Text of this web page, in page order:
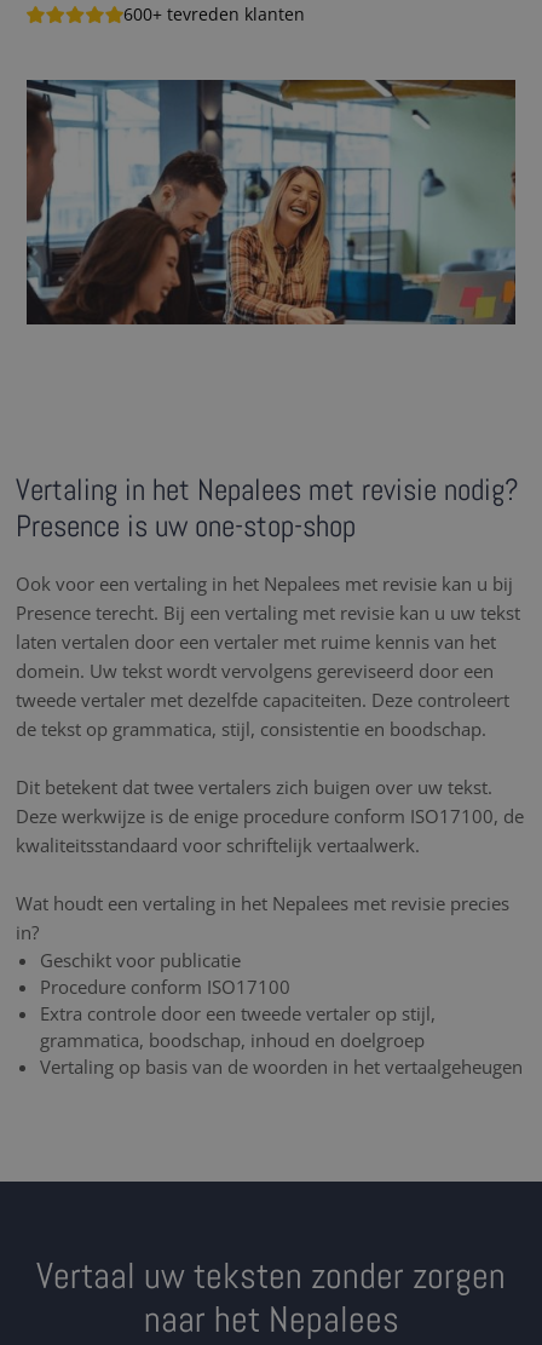
600+ tevreden klanten
Vertaling in het Nepalees met revisie nodig?
Presence is uw one-stop-shop
Ook voor een vertaling in het Nepalees met revisie kan u bij
Presence terecht. Bij een vertaling met revisie kan u uw tekst
laten vertalen door een vertaler met ruime kennis van het
domein. Uw tekst wordt vervolgens gereviseerd door een
tweede vertaler met dezelfde capaciteiten. Deze controleert
de tekst op grammatica, stijl, consistentie en boodschap.
Dit betekent dat twee vertalers zich buigen over uw tekst.
Deze werkwijze is de enige procedure conform ISO17100, de
kwaliteitsstandaard voor schriftelijk vertaalwerk.
Wat houdt een vertaling in het Nepalees met revisie precies
in?
Geschikt voor publicatie
Procedure conform ISO17100
Extra controle door een tweede vertaler op stijl,
grammatica, boodschap, inhoud en doelgroep
Vertaling op basis van de woorden in het vertaalgeheugen
Vertaal uw teksten zonder zorgen
naar het Nepalees